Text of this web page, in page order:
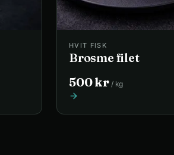
HVIT FISK
Brosme filet
500kr / kg